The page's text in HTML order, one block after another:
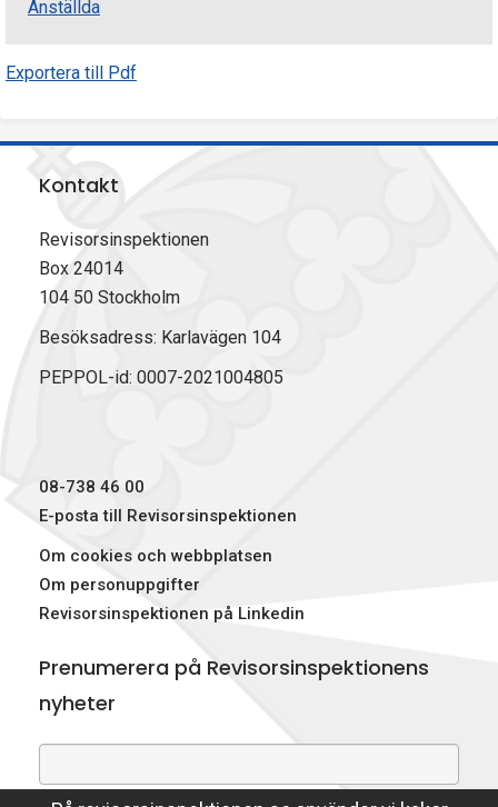
Anställda
Exportera till Pdf
Kontakt
Revisorsinspektionen
Box 24014
104 50 Stockholm
Besöksadress: Karlavägen 104
PEPPOL-id: 0007-2021004805
08-738 46 00
E-posta till Revisorsinspektionen
Om cookies och webbplatsen
Om personuppgifter
Revisorsinspektionen på Linkedin
Prenumerera på Revisorsinspektionens
nyheter